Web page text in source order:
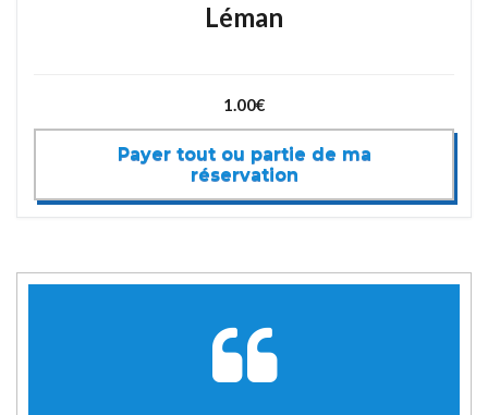
Léman
1.00€
Payer tout ou partie de ma
réservation